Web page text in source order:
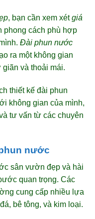
, bạn cần xem xétgiá
phong cách phù hợp
Đài phun nước
ra một không gian
và thoải mái.
thiết kế đài phun
không gian của mình,
tư vấn từ các chuyên
nước
sân vườn đẹp và hài
quan trọng. Các
cung cấp nhiều lựa
bê tông, và kim loại.